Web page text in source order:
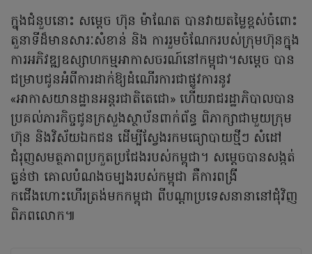
ក្នុងជំនួបនោះ សម្តេច ហ៊ុន ម៉ាណែត បានវាយតម្លៃខ្ពស់ចំពោះ
តួនាទីដ៏មានសារៈសំខាន់ និង ការរួមចំណែករបស់ក្រុមហ៊ុនក្នុង
ការអភិវឌ្ឍឧស្សាហកម្មអាកាសចរណ៍នៅកម្ពុជា។សម្តេច បាន
ជម្រាបជូនអំពីការដាក់ឱ្យដំណើរការជាផ្លូវការនូវ
«អាកាសយានដ្ឋានអន្តរជាតិតេជោ» ហើយរាជរដ្ឋាភិបាលបាន
ប្រគល់ភារកិច្ចជូនក្រសួងស្ថាប័នពាក់ព័ន្ធ ពិភាក្សាជាមួយក្រុម
ហ៊ុន និងវិស័យឯកជន ដើម្បីស្វែងរកមធ្យោបាយថ្មីៗ សំដៅ
ជំរុញសមត្ថភាពប្រកួតប្រជែងរបស់កម្ពុជា។ សម្តេចបានសង្កត់
ធ្ងន់ថា គោលបំណងចម្បងរបស់កម្ពុជា គឺការពង្រី
កជើងហោះហើរត្រង់មកកម្ពុជា ពីបណ្តាប្រទេសនានានៅជុំវិញ
ពិភពលោក៕